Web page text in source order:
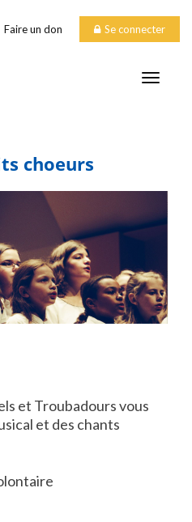
Faire un don Se connecter
choeurs
et Troubadours vous
et des chants